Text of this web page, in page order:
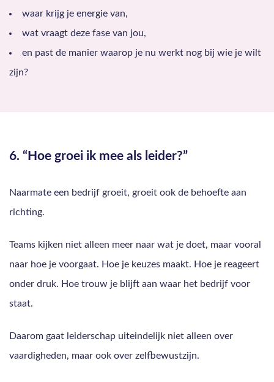
waar krijg je energie van,
wat vraagt deze fase van jou,
en past de manier waarop je nu werkt nog bij wie je wilt
zijn?
6. “Hoe groei ik mee als leider?”
Naarmate een bedrijf groeit, groeit ook de behoefte aan
richting.
Teams kijken niet alleen meer naar wat je doet, maar vooral
naar hoe je voorgaat. Hoe je keuzes maakt. Hoe je reageert
onder druk. Hoe trouw je blijft aan waar het bedrijf voor
staat.
Daarom gaat leiderschap uiteindelijk niet alleen over
vaardigheden, maar ook over zelfbewustzijn.